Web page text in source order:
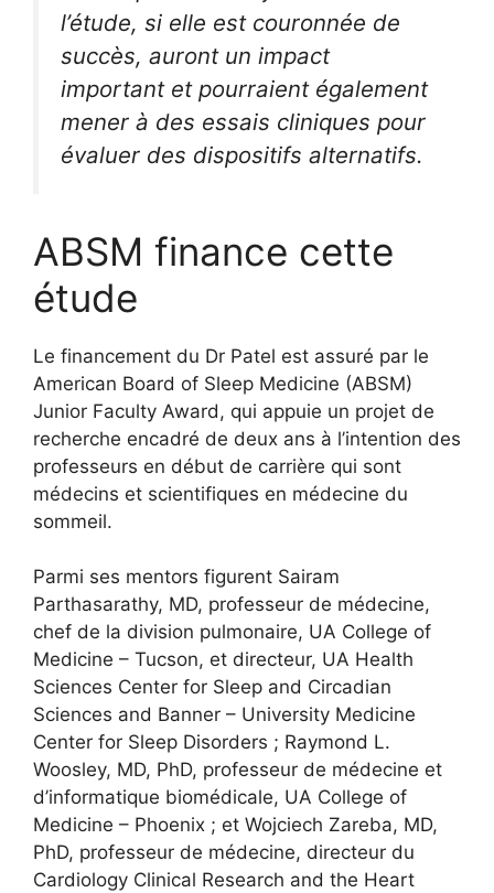
l’étude, si elle est couronnée de
succès, auront un impact
important et pourraient également
mener à des essais cliniques pour
évaluer des dispositifs alternatifs.
ABSM finance cette
étude
Le financement du Dr Patel est assuré par le
American Board of Sleep Medicine (ABSM)
Junior Faculty Award, qui appuie un projet de
recherche encadré de deux ans à l’intention des
professeurs en début de carrière qui sont
médecins et scientifiques en médecine du
sommeil.
Parmi ses mentors figurent Sairam
Parthasarathy, MD, professeur de médecine,
chef de la division pulmonaire, UA College of
Medicine – Tucson, et directeur, UA Health
Sciences Center for Sleep and Circadian
Sciences and Banner – University Medicine
Center for Sleep Disorders ; Raymond L.
Woosley, MD, PhD, professeur de médecine et
d’informatique biomédicale, UA College of
Medicine – Phoenix ; et Wojciech Zareba, MD,
PhD, professeur de médecine, directeur du
Cardiology Clinical Research and the Heart